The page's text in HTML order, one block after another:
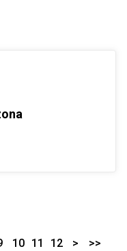
10 11 12 > >>